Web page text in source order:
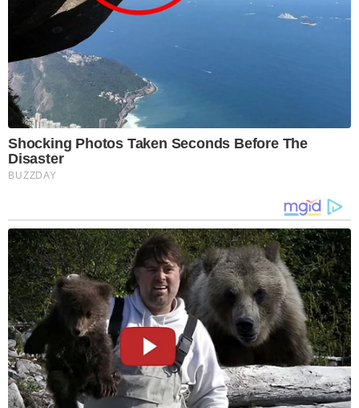
Shocking Photos Taken Seconds Before The
Disaster
BUZZDAY